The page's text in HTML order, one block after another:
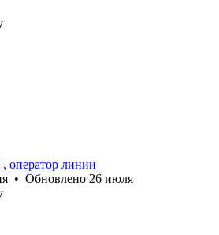
оператор линии
• Обновлено 26 июля